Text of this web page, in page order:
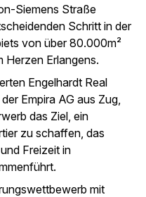
Siemens Straße
Schritt in der
von über 80.000m²
Erlangens.
Engelhardt Real
Empira AG aus Zug,
das Ziel, ein
zu schaffen, das
Freizeit in
mit